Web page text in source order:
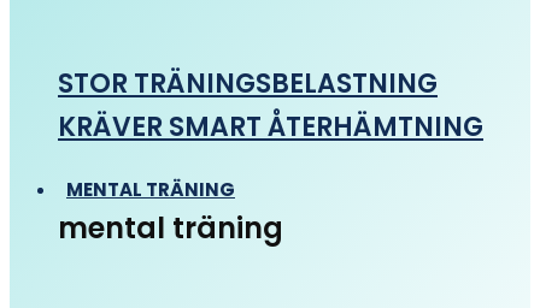
STOR TRÄNINGSBELASTNING
KRÄVER SMART ÅTERHÄMTNING
MENTAL TRÄNING
mental träning